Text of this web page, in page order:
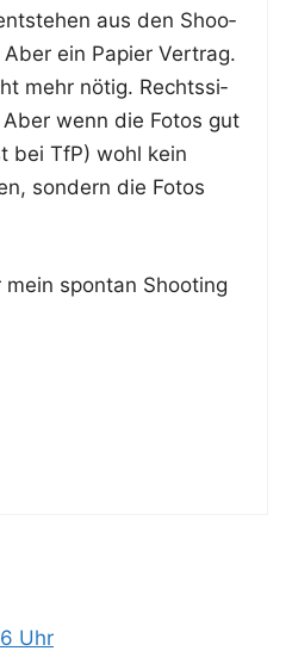
aus den Shoo­
ein Papier Ver­trag.
mehr nötig. Rechts­si­
wenn die Fotos gut
bei TfP) wohl kein
son­dern die Fotos
spon­tan Shoo­ting
Uhr